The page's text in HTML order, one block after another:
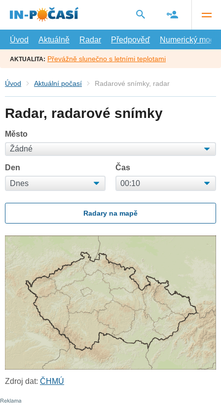
hlavní
Úvod
Aktuálně Radar Předpověď Numerický model
AKTUALITA: Převážně slunečno s letními teplotami
Úvod Aktuální počasí Radarové snímky, radar
Radar, radarové snímky
Město
Den Čas
Radary na mapě
Zdroj dat: ČHMÚ